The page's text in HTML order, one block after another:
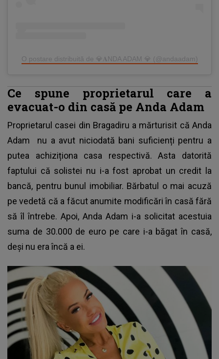
O postare distribuită de 💎𝐀NDA ADAM 💎 (@andaadam)
Ce spune proprietarul care a
evacuat-o din casă pe Anda Adam
Proprietarul casei din Bragadiru a mărturisit că Anda
Adam
nu a avut niciodată bani suficienți pentru a
putea achiziționa casa respectivă. Asta datorită
faptului că solistei nu i-a fost aprobat un credit la
bancă, pentru bunul imobiliar. Bărbatul o mai acuză
pe vedetă că a făcut anumite modificări în casă fără
să îl întrebe. Apoi, Anda Adam i-a solicitat acestuia
suma de 30.000 de euro pe care i-a băgat în casă,
deși nu era încă a ei.